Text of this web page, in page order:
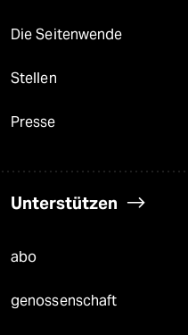
Die Seitenwende
Stellen
Presse
Unterstützen
abo
genossenschaft